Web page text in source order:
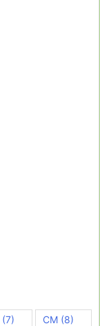
(7) CM (8)